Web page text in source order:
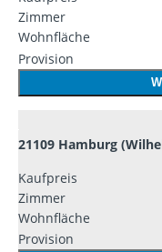
Zimmer
Wohnfläche
Provision
21109 Hamburg
Kaufpreis
Zimmer
Wohnfläche
Provision